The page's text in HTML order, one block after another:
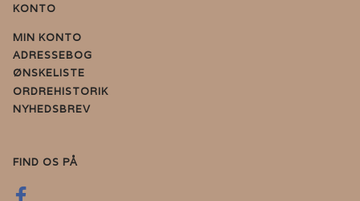
KONTO
MIN KONTO
ADRESSEBOG
ØNSKELISTE
ORDREHISTORIK
NYHEDSBREV
FIND OS PÅ